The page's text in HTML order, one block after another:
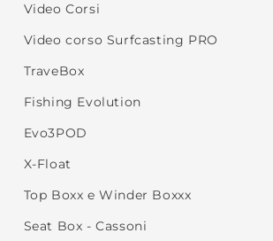
Video Corsi
Video corso Surfcasting PRO
TraveBox
Fishing Evolution
Evo3POD
X-Float
Top Boxx e Winder Boxxx
Seat Box - Cassoni